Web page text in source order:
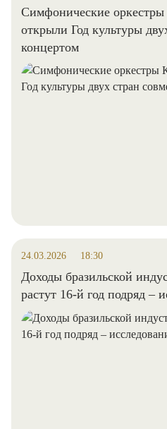
Симфонические
открыли Год культуры
концертом
24.03.2026 18:30
Доходы бразильской
растут 16-й год подряд –